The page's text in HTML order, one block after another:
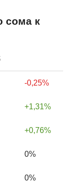
сома к
-0,25%
1,31%
0,76%
0%
0%